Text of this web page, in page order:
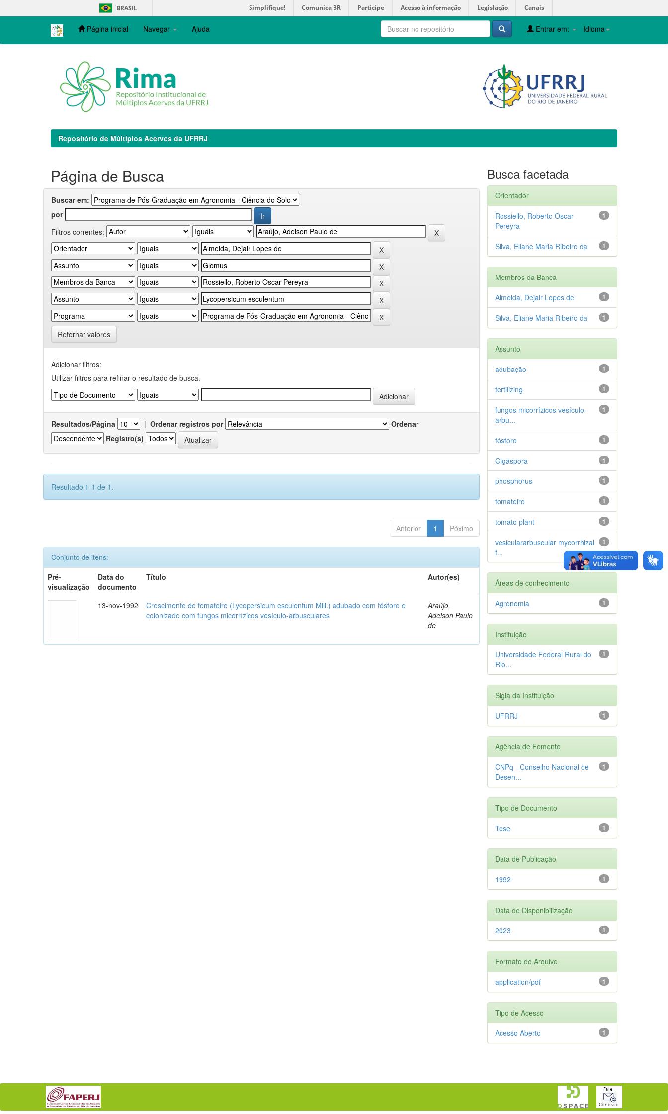
navigation
BRASIL Simplifique! Comunica BR Participe Acesso à informação Legislação Canais
Página inicial Navegar Ajuda Idioma
Entrar em:
Repositório de Múltiplos Acervos da UFRRJ
Página de Busca
Buscar em:
por
Filtros correntes:
Retornar valores
Adicionar filtros:
Utilizar filtros para refinar o resultado de busca.
Resultados/Página | Ordenar registros por
Ordenar
Registro(s)
Resultado 1-1 de 1.
Anterior 1 Póximo
Conjunto de itens:
Pré-
visualização
Data do
documento
Título Autor(es)
13-nov-1992
Crescimento do tomateiro (Lycopersicum esculentum Mill.) adubado com fósforo e
colonizado com fungos micorrízicos vesículo-arbusculares
Araújo,
Adelson Paulo
de
Busca facetada
Orientador
1
Rossiello, Roberto Oscar
Pereyra
1
Silva, Eliane Maria Ribeiro da
Membros da Banca
1
Almeida, Dejair Lopes de
1
Silva, Eliane Maria Ribeiro da
Assunto
1
adubação
1
fertilizing
1
fungos micorrízicos vesículo-
arbu...
1
fósforo
1
Gigaspora
1
phosphorus
1
tomateiro
1
tomato plant
1
vesiculararbuscular mycorrhizal
f...
Áreas de conhecimento
1
Agronomia
Instituição
1
Universidade Federal Rural do
Rio...
Sigla da Instituição
1
UFRRJ
Agência de Fomento
1
CNPq - Conselho Nacional de
Desen...
Tipo de Documento
1
Tese
Data de Publicação
1
1992
Data de Disponibilização
1
2023
Formato do Arquivo
1
application/pdf
Tipo de Acesso
1
Acesso Aberto